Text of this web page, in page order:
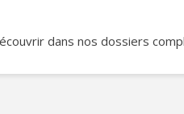
dans nos dossiers